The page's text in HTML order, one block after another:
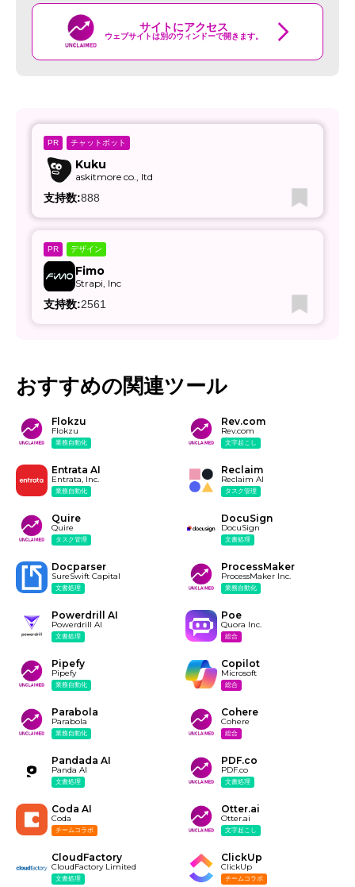
サイトにアクセス
ウェブサイトは別のウィンドーで開きます。
PR チャットボット
Kuku
askitmore co., ltd
支持数:888
PR デザイン
Fimo
Strapi, Inc
支持数:2561
おすすめの関連ツール
Flokzu
Flokzu
業務自動化
Rev.com
Rev.com
文字起こし
Entrata AI
Entrata, Inc.
業務自動化
Reclaim
Reclaim AI
タスク管理
Quire
Quire
タスク管理
DocuSign
DocuSign
文書処理
Docparser
SureSwift Capital
文書処理
ProcessMaker
ProcessMaker Inc.
業務自動化
Powerdrill AI
Powerdrill AI
文書処理
Poe
Quora Inc.
総合
Pipefy
Pipefy
業務自動化
Copilot
Microsoft
総合
Parabola
Parabola
業務自動化
Cohere
Cohere
総合
Pandada AI
Panda AI
文書処理
PDF.co
PDF.co
文書処理
Coda AI
Coda
チームコラボ
Otter.ai
Otter.ai
文字起こし
CloudFactory
CloudFactory Limited
文書処理
ClickUp
ClickUp
チームコラボ